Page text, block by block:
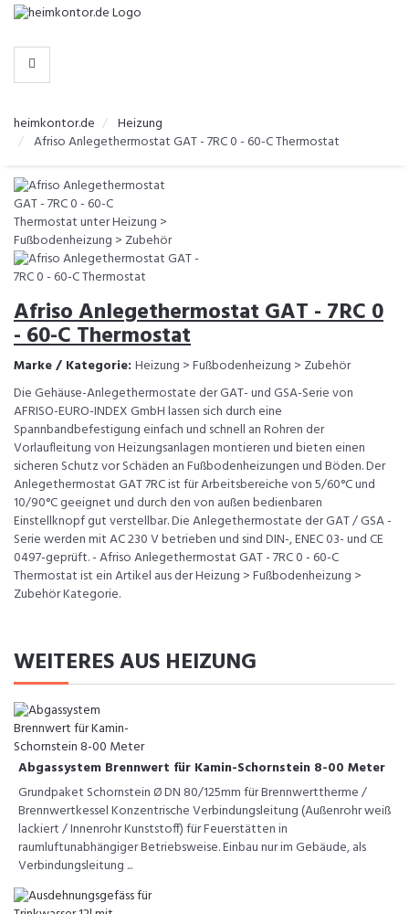
-
KATEGORIEN
heimkontor.de
Heizung
Afriso Anlegethermostat GAT - 7RC 0 - 60-C Thermostat
Afriso Anlegethermostat GAT - 7RC 0
- 60-C Thermostat
Marke / Kategorie: Heizung > Fußbodenheizung > Zubehör
Die Gehäuse-Anlegethermostate der GAT- und GSA-Serie von
AFRISO-EURO-INDEX GmbH lassen sich durch eine
Spannbandbefestigung einfach und schnell an Rohren der
Vorlaufleitung von Heizungsanlagen montieren und bieten einen
sicheren Schutz vor Schäden an Fußbodenheizungen und Böden. Der
Anlegethermostat GAT 7RC ist für Arbeitsbereiche von 5/60°C und
10/90°C geeignet und durch den von außen bedienbaren
Einstellknopf gut verstellbar. Die Anlegethermostate der GAT / GSA -
Serie werden mit AC 230 V betrieben und sind DIN-, ENEC 03- und CE
0497-geprüft. - Afriso Anlegethermostat GAT - 7RC 0 - 60-C
Thermostat ist ein Artikel aus der Heizung > Fußbodenheizung >
Zubehör Kategorie.
WEITERES AUS HEIZUNG
Abgassystem Brennwert für Kamin-Schornstein 8-00 Meter
Grundpaket Schornstein Ø DN 80/125mm für Brennwerttherme /
Brennwertkessel Konzentrische Verbindungsleitung (Außenrohr weiß
lackiert / Innenrohr Kunststoff) für Feuerstätten in
raumluftunabhängiger Betriebsweise. Einbau nur im Gebäude, als
Verbindungsleitung ...